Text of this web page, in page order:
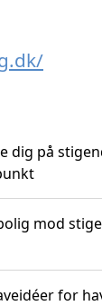
dig på
mod
for